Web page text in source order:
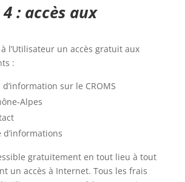
4 : accès aux
l’Utilisateur un accès gratuit aux
:
sur le CROMS
Alpes
d’informations
gratuitement en tout lieu à tout
un accès à Internet. Tous les frais